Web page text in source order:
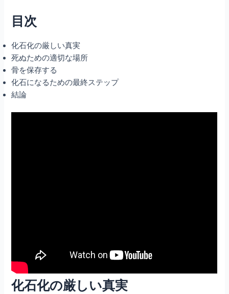
目次
化石化の厳しい真実
死ぬための適切な場所
骨を保存する
化石になるための最終ステップ
結論
化石化の厳しい真実